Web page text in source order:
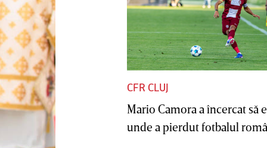
CFR CLUJ
Mario Camora a încercat să
unde a pierdut fotbalul